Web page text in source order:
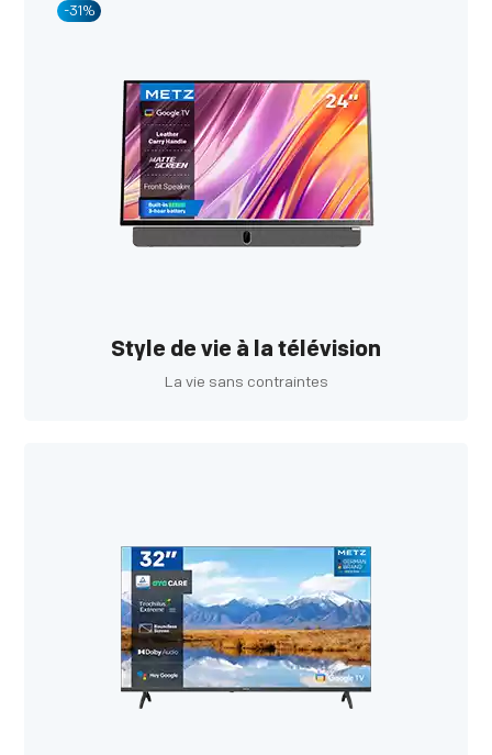
-31%
Style de vie à la télévision
La vie sans contraintes